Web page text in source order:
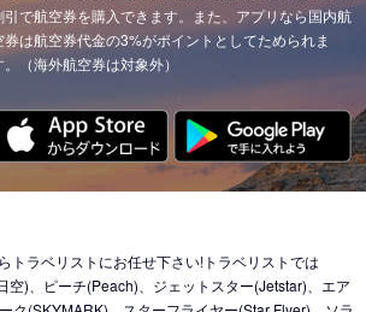
(羽田))→ニューヨーク (アメリカ)
(羽田))→クアラルンプール (マレーシア)
(羽田))→ウィーン (オーストリア)
(羽田))→バンクーバー (カナダ)
田)) → シカゴ (アメリカ)
田))
(羽田))→ ロサンゼルス (アメリカ)
(羽田))→ ミネアポリス (アメリカ)
)→ウィーン (オーストリア)
) チューリッヒ (スイス)
)→カイロ（エジプト） (エジプト)
→北京 (中国) 東京 (成田国際空港)→香港 (香港)
)→デリー (インド)
田))
) → ドバイ (アラブ首長国)
引で航空券を購入できます。また、アプリなら国内航
券は航空券代金の3%がポイントとしてためられま
。（海外航空券は対象外）
トラベリストにお任せ下さい!トラベリストでは
空)、ピーチ(Peach)、ジェットスター(Jetstar)、エア